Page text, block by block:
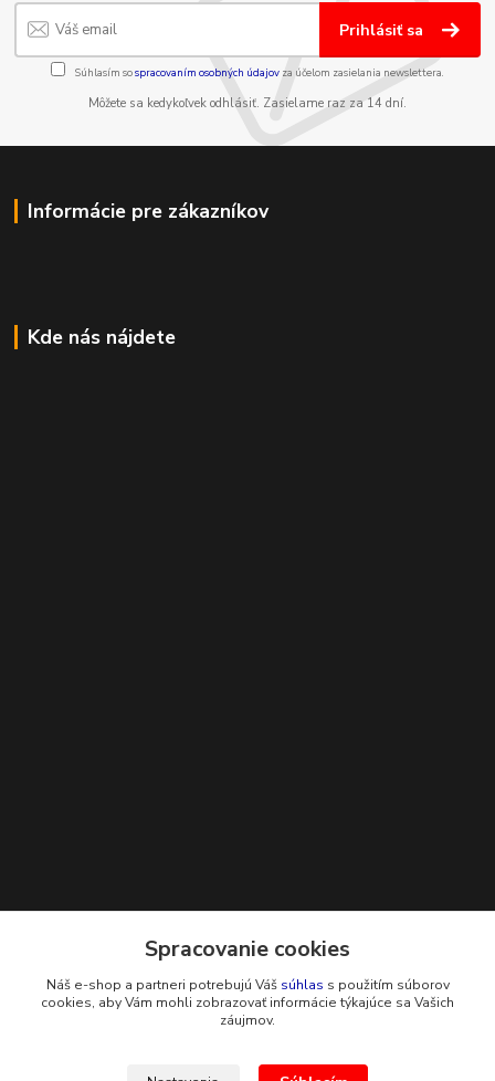
Prihlásiť sa
Súhlasím sospracovaním osobných údajov za účelom zasielania newslettera.
Môžete sa kedykoľvek odhlásiť. Zasielame raz za 14 dní.
Informácie pre zákazníkov
Kde nás nájdete
+421 948 229 224
Spracovanie cookies
Náš e-shop a partneri potrebujú Váš súhlas s použitím súborov
cookies, aby Vám mohli zobrazovať informácie týkajúce sa Vašich
záujmov.